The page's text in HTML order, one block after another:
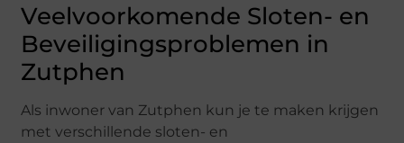
Veelvoorkomende Sloten- en
Beveiligingsproblemen in
Zutphen
Als inwoner van Zutphen kun je te maken krijgen
met verschillende sloten- en